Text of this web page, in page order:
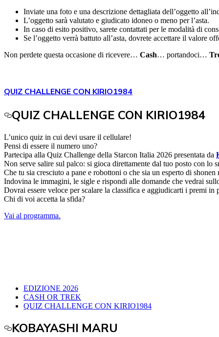
Inviate una foto e una descrizione dettagliata dell’oggetto
L’oggetto sarà valutato e giudicato idoneo o meno per l’asta.
In caso di esito positivo, sarete contattati per le modalità di
Se l’oggetto verrà battuto all’asta, dovrete accettare il valore
Non perdete questa occasione di ricevere… Cash… portandoci…
QUIZ CHALLENGE CON KIRIO1984
QUIZ CHALLENGE CON KIRIO1984
L’unico quiz in cui devi usare il cellulare!
Pensi di essere il numero uno?
Partecipa alla Quiz Challenge della Starcon Italia 2026 presentata da
Non serve salire sul palco: si gioca direttamente dal tuo posto con lo
Che tu sia cresciuto a pane e robottoni o che sia un esperto di
Indovina le immagini, le sigle e rispondi alle domande che vedrai
Dovrai essere veloce per scalare la classifica e aggiudicarti i premi in
Chi di voi accetta la sfida?
Vai al programma.
EDIZIONE 2026
CASH OR TREK
QUIZ CHALLENGE CON KIRIO1984
KOBAYASHI MARU